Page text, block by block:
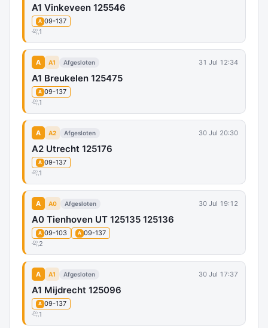
A1 Vinkeveen 125546
A 09-137
1
A A1 Afgesloten 31 Jul 12:34
A1 Breukelen 125475
A 09-137
1
A A2 Afgesloten 30 Jul 20:30
A2 Utrecht 125176
A 09-137
1
A A0 Afgesloten 30 Jul 19:12
A0 Tienhoven UT 125135 125136
A 09-103 A 09-137
2
A A1 Afgesloten 30 Jul 17:37
A1 Mijdrecht 125096
A 09-137
1